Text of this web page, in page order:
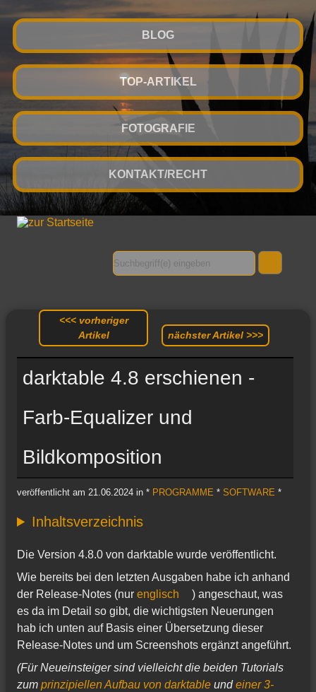
BLOG
TOP-ARTIKEL
FOTOGRAFIE
KONTAKT/RECHT
<<< vorheriger
Artikel
nächster Artikel >>>
darktable 4.8 erschienen -
Farb-Equalizer und
Bildkomposition
veröffentlicht am 21.06.2024 in * PROGRAMME * SOFTWARE *
Inhaltsverzeichnis
Die Version 4.8.0 von darktable wurde veröffentlicht.
Wie bereits bei den letzten Ausgaben habe ich anhand
der Release-Notes (nur englisch
) angeschaut, was
es da im Detail so gibt, die wichtigsten Neuerungen
hab ich unten auf Basis einer Übersetzung dieser
Release-Notes und um Screenshots ergänzt angeführt.
(Für Neueinsteiger sind vielleicht die beiden Tutorials
zum prinzipiellen Aufbau von darktable undeiner 3-